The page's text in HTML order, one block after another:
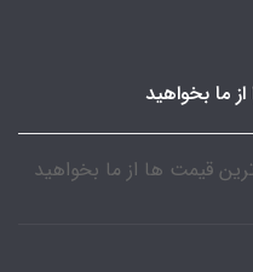
ما بخواهید
قیمت ها از ما بخواهید